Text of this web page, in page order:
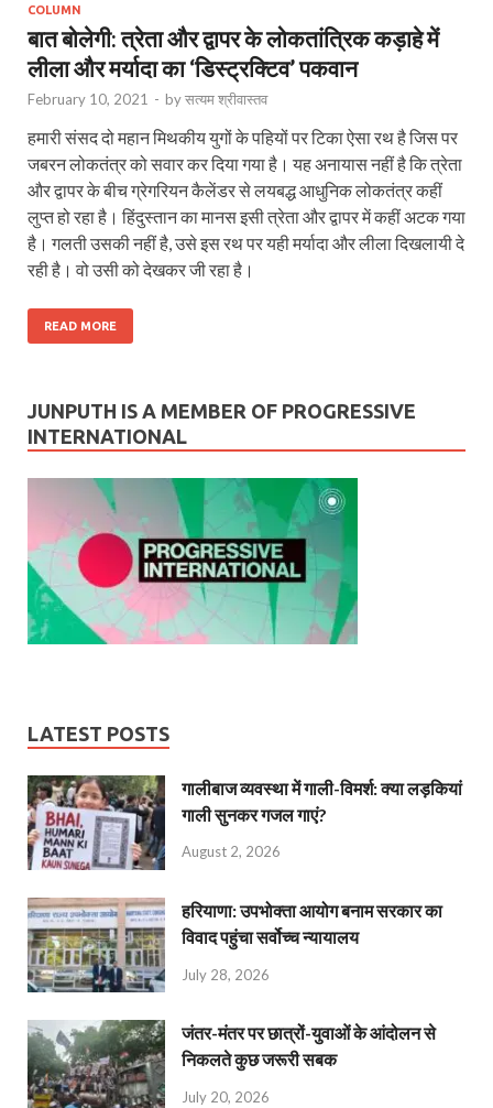
COLUMN
बात बोलेगी: त्रेता और द्वापर के लोकतांत्रिक कड़ाहे में
लीला और मर्यादा का ‘डिस्ट्रक्टिव’ पकवान
February 10, 2021 - byसत्यम श्रीवास्तव
हमारी संसद दो महान मिथकीय युगों के पहियों पर टिका ऐसा रथ है जिस पर
जबरन लोकतंत्र को सवार कर दिया गया है। यह अनायास नहीं है कि त्रेता
और द्वापर के बीच ग्रेगरि‍यन कैलेंडर से लयबद्ध आधुनिक लोकतंत्र कहीं
लुप्त हो रहा है। हिंदुस्तान का मानस इसी त्रेता और द्वापर में कहीं अटक गया
है। गलती उसकी नहीं है, उसे इस रथ पर यही मर्यादा और लीला दिखलायी दे
रही है। वो उसी को देखकर जी रहा है।
READ MORE
JUNPUTH IS A MEMBER OF PROGRESSIVE
INTERNATIONAL
LATEST POSTS
गालीबाज व्‍यवस्‍था में गाली-विमर्श: क्या लड़कियां
गाली सुनकर गजल गाएं?
August 2, 2026
हरियाणा: उपभोक्ता आयोग बनाम सरकार का
विवाद पहुंचा सर्वोच्च न्यायालय
July 28, 2026
जंतर-मंतर पर छात्रों-युवाओं के आंदोलन से
निकलते कुछ जरूरी सबक
July 20, 2026